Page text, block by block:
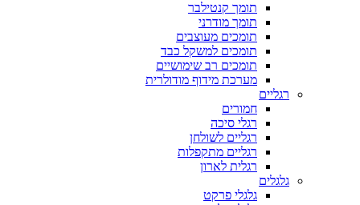
תומך קנטילבר
תומך מודרני
תומכים מעוצבים
תומכים למשקל כבד
תומכים רב שימושיים
מערכת מידוף מודולרית
רגליים
חמורים
רגלי סיכה
רגליים לשולחן
רגליים מתקפלות
רגלית לארון
גלגלים
גלגלי פרקט